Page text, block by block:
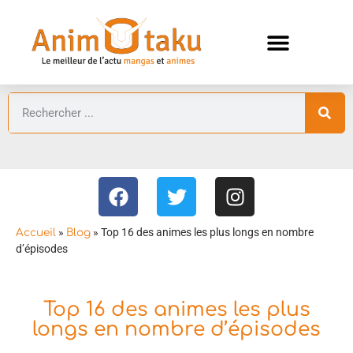
Accueil » Blog » Top 16 des animes les plus longs en nombre
d’épisodes
Top 16 des animes les plus
longs en nombre d’épisodes